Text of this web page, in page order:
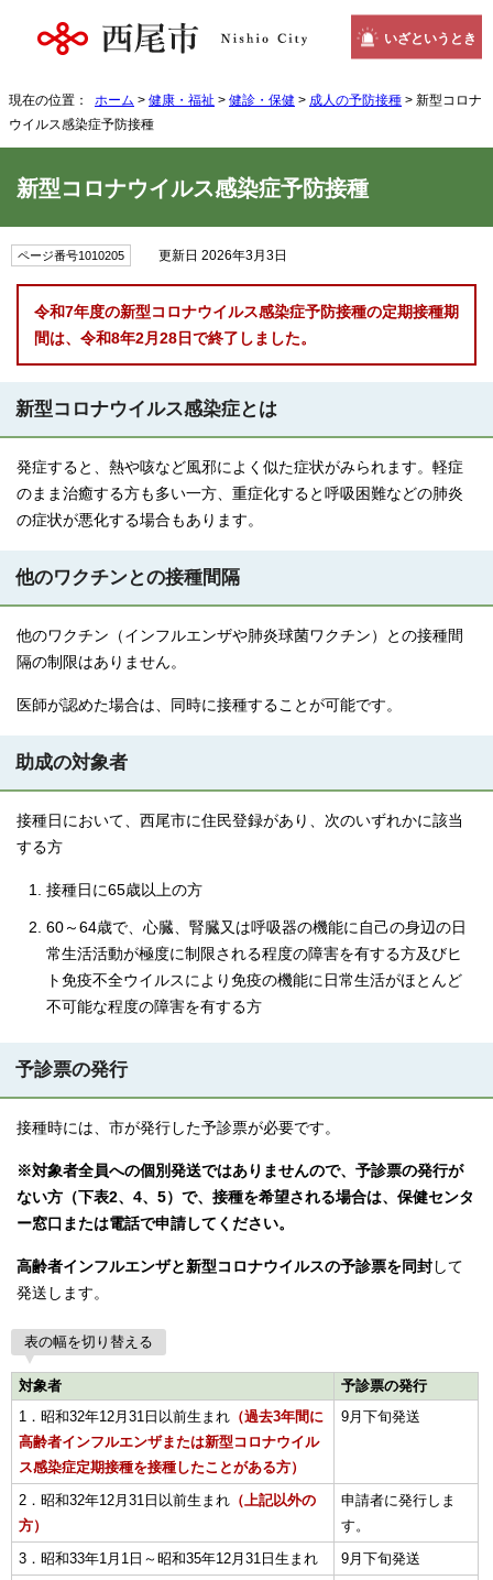
いざというとき
現在の位置： ホーム > 健康・福祉 > 健診・保健 > 成人の予防接種 > 新型コロナ
ウイルス感染症予防接種
新型コロナウイルス感染症予防接種
ページ番号1010205 更新日 2026年3月3日
令和7年度の新型コロナウイルス感染症予防接種の定期接種期
間は、令和8年2月28日で終了しました。
新型コロナウイルス感染症とは
発症すると、熱や咳など風邪によく似た症状がみられます。軽症
のまま治癒する方も多い一方、重症化すると呼吸困難などの肺炎
の症状が悪化する場合もあります。
他のワクチンとの接種間隔
他のワクチン（インフルエンザや肺炎球菌ワクチン）との接種間
隔の制限はありません。
医師が認めた場合は、同時に接種することが可能です。
助成の対象者
接種日において、西尾市に住民登録があり、次のいずれかに該当
する方
接種日に65歳以上の方
60～64歳で、心臓、腎臓又は呼吸器の機能に自己の身辺の日
常生活活動が極度に制限される程度の障害を有する方及びヒ
ト免疫不全ウイルスにより免疫の機能に日常生活がほとんど
不可能な程度の障害を有する方
予診票の発行
接種時には、市が発行した予診票が必要です。
※対象者全員への個別発送ではありませんので、予診票の発行が
ない方（下表2、4、5）で、接種を希望される場合は、保健センタ
ー窓口または電話で申請してください。
高齢者インフルエンザと新型コロナウイルスの予診票を同封 して
発送します。
表の幅を切り替える
対象者
予診票の発行
1．昭和32年12月31日以前生まれ （過去3年間に
高齢者インフルエンザまたは新型コロナウイル
ス感染症定期接種を接種したことがある方）
9月下旬発送
2．昭和32年12月31日以前生まれ （上記以外の
方）
申請者に発行しま
す。
3．昭和33年1月1日～昭和35年12月31日生まれ
9月下旬発送